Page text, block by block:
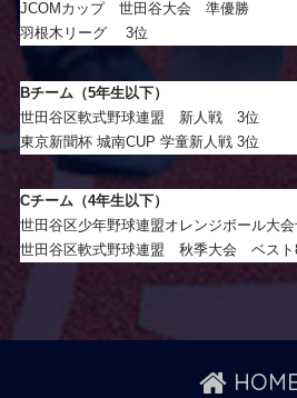
JCOMカップ 世田谷大会 準優勝
羽根木リーグ 3位
Bチーム（5年生以下）
世田谷区軟式野球連盟 新人戦 3位
東京新聞杯 城南CUP 学童新人戦 3位
Cチーム（4年生以下）
世田谷区少年野球連盟オレンジボール大
世田谷区軟式野球連盟 秋季大会 ベスト